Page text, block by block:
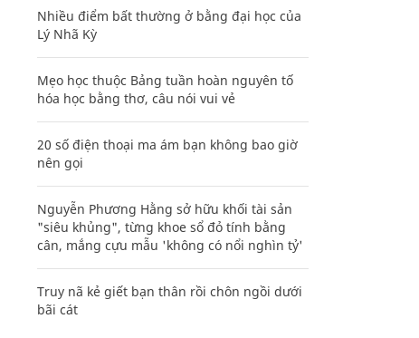
Nhiều điểm bất thường ở bằng đại học của
Lý Nhã Kỳ
Mẹo học thuộc Bảng tuần hoàn nguyên tố
hóa học bằng thơ, câu nói vui vẻ
20 số điện thoại ma ám bạn không bao giờ
nên gọi
Nguyễn Phương Hằng sở hữu khối tài sản
"siêu khủng", từng khoe sổ đỏ tính bằng
cân, mắng cựu mẫu 'không có nổi nghìn tỷ'
Truy nã kẻ giết bạn thân rồi chôn ngồi dưới
bãi cát